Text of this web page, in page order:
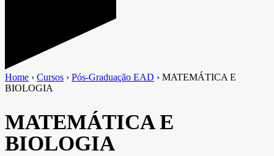
Home › Cursos › Pós-Graduação EAD › MATEMÁTICA E
BIOLOGIA
MATEMÁTICA E
BIOLOGIA